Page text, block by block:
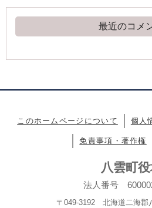
最近のコメ
このホームページについて 個人
免責事項・著作権
八雲町
法人番号
〒049-3192 北海道二海郡